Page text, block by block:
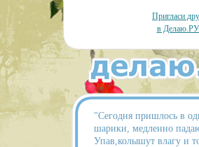
Пригласи
в
"Сегодня пришлось в
шарики, медленно
Упав,колышут влагу и